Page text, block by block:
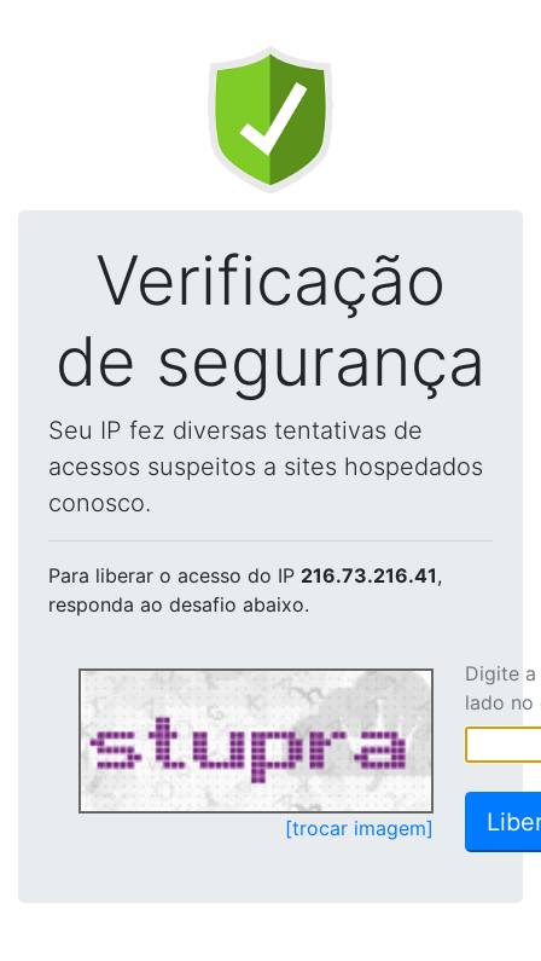
Verificação
de segurança
Seu IP fez diversas tentativas de
acessos suspeitos a sites hospedados
conosco.
Para liberar o acesso do IP 216.73.216.41,
responda ao desafio abaixo.
[trocar imagem]
Digite
lado no